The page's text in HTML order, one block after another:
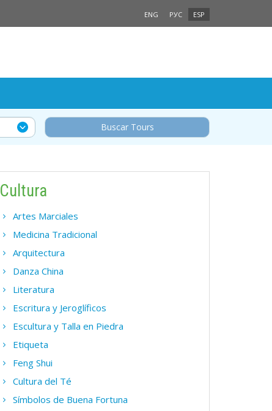
ENG РУС ESP
Buscar Tours
Cultura
Artes Marciales
Medicina Tradicional
Arquitectura
Danza China
Literatura
Escritura y Jeroglíficos
Escultura y Talla en Piedra
Etiqueta
Feng Shui
Cultura del Té
Símbolos de Buena Fortuna